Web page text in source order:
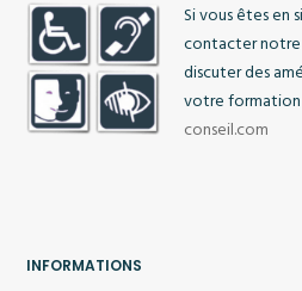
Si vous êtes en
contacter notre
discuter des
votre formation
conseil.com
INFORMATIONS